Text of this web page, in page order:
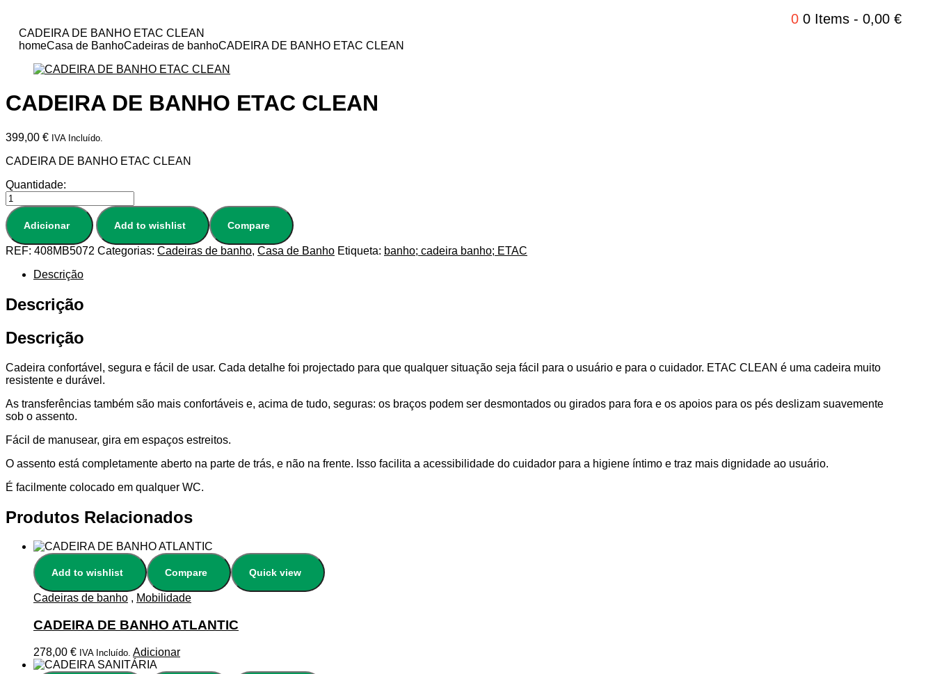
0 0 Items- 0,00 €
CADEIRA DE BANHO ETAC CLEAN
homeCasa de BanhoCadeiras de banhoCADEIRA DE BANHO ETAC CLEAN
CADEIRA DE BANHO ETAC CLEAN
399,00 € IVA Incluído.
CADEIRA DE BANHO ETAC CLEAN
Quantidade:
Adicionar Add to wishlist Compare
REF: 408MB5072 Categorias: Cadeiras de banho, Casa de Banho Etiqueta: banho; cadeira banho; ETAC
Descrição
Descrição
Descrição
Cadeira confortável, segura e fácil de usar. Cada detalhe foi projectado para que qualquer situação seja fácil para o usuário e para o cuidador. ETAC CLEAN é uma cadeira muito
resistente e durável.
As transferências também são mais confortáveis e, acima de tudo, seguras: os braços podem ser desmontados ou girados para fora e os apoios para os pés deslizam suavemente
sob o assento.
Fácil de manusear, gira em espaços estreitos.
O assento está completamente aberto na parte de trás, e não na frente. Isso facilita a acessibilidade do cuidador para a higiene íntimo e traz mais dignidade ao usuário.
É facilmente colocado em qualquer WC.
Produtos Relacionados
Add to wishlist Compare Quick view
Cadeiras de banho , Mobilidade
CADEIRA DE BANHO ATLANTIC
278,00 € IVA Incluído. Adicionar